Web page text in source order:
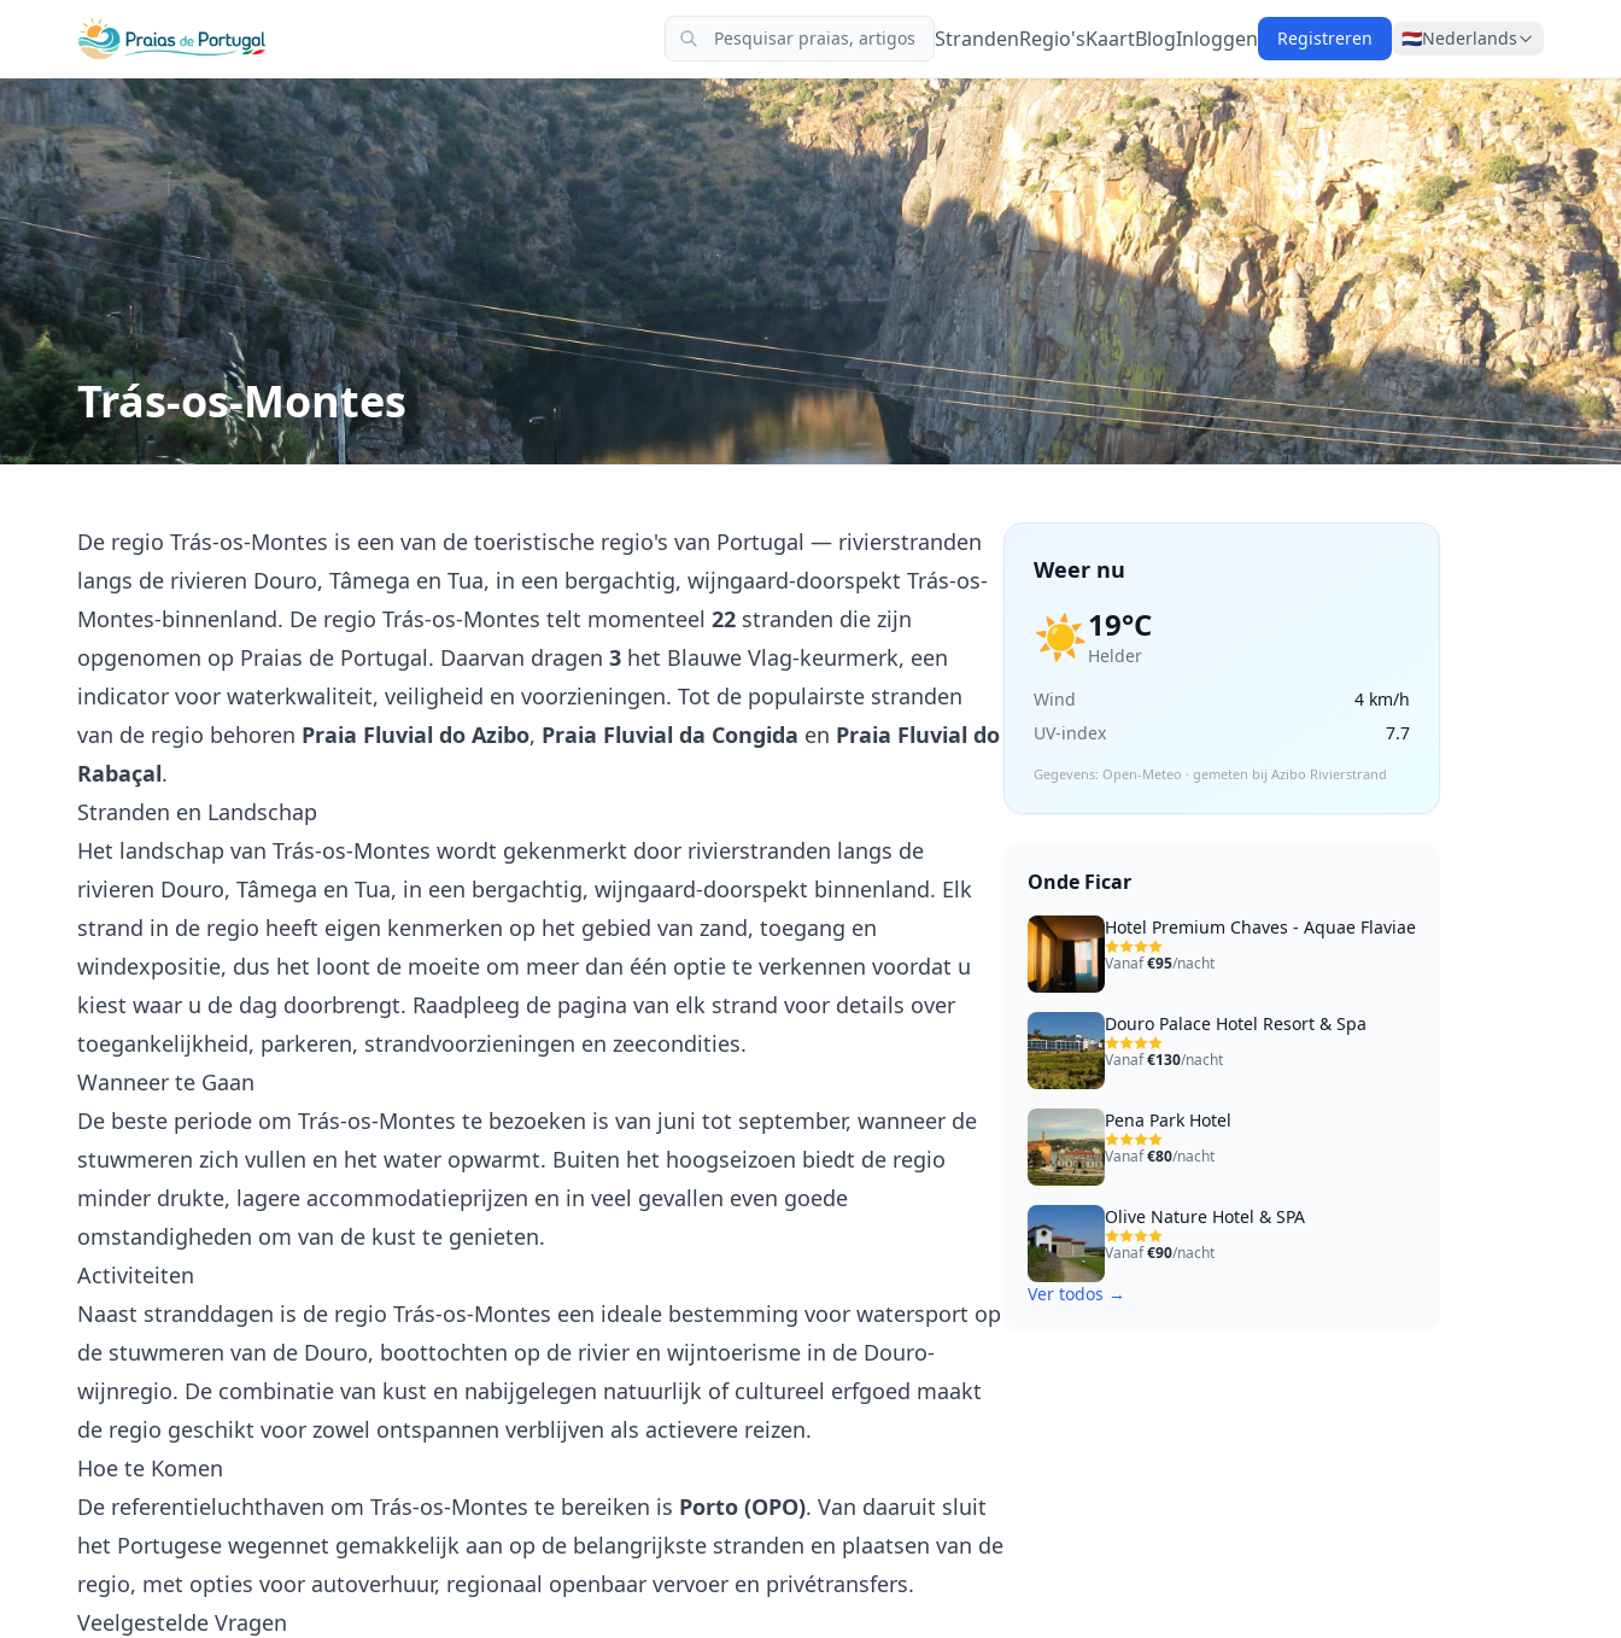
StrandenRegio'sKaartBlogInloggen Registreren 🇳🇱Nederlands
Trás-os-Montes
De regio Trás-os-Montes is een van de toeristische regio's van Portugal — rivierstranden
langs de rivieren Douro, Tâmega en Tua, in een bergachtig, wijngaard-doorspekt Trás-os-
Montes-binnenland. De regio Trás-os-Montes telt momenteel 22 stranden die zijn
opgenomen op Praias de Portugal. Daarvan dragen 3 het Blauwe Vlag-keurmerk, een
indicator voor waterkwaliteit, veiligheid en voorzieningen. Tot de populairste stranden
van de regio behoren Praia Fluvial do Azibo, Praia Fluvial da Congida en Praia Fluvial do
Rabaçal.
Stranden en Landschap
Het landschap van Trás-os-Montes wordt gekenmerkt door rivierstranden langs de
rivieren Douro, Tâmega en Tua, in een bergachtig, wijngaard-doorspekt binnenland. Elk
strand in de regio heeft eigen kenmerken op het gebied van zand, toegang en
windexpositie, dus het loont de moeite om meer dan één optie te verkennen voordat u
kiest waar u de dag doorbrengt. Raadpleeg de pagina van elk strand voor details over
toegankelijkheid, parkeren, strandvoorzieningen en zeecondities.
Wanneer te Gaan
De beste periode om Trás-os-Montes te bezoeken is van juni tot september, wanneer de
stuwmeren zich vullen en het water opwarmt. Buiten het hoogseizoen biedt de regio
minder drukte, lagere accommodatieprijzen en in veel gevallen even goede
omstandigheden om van de kust te genieten.
Activiteiten
Naast stranddagen is de regio Trás-os-Montes een ideale bestemming voor watersport op
de stuwmeren van de Douro, boottochten op de rivier en wijntoerisme in de Douro-
wijnregio. De combinatie van kust en nabijgelegen natuurlijk of cultureel erfgoed maakt
de regio geschikt voor zowel ontspannen verblijven als actievere reizen.
Hoe te Komen
De referentieluchthaven om Trás-os-Montes te bereiken is Porto (OPO). Van daaruit sluit
het Portugese wegennet gemakkelijk aan op de belangrijkste stranden en plaatsen van de
regio, met opties voor autoverhuur, regionaal openbaar vervoer en privétransfers.
Veelgestelde Vragen
Weer nu
☀️19°C
Helder
Wind
4 km/h
UV-index
7.7
Gegevens: Open-Meteo · gemeten bij Azibo Rivierstrand
Onde Ficar
Hotel Premium Chaves - Aquae Flaviae
Vanaf€95/nacht
Douro Palace Hotel Resort & Spa
Vanaf€130/nacht
Pena Park Hotel
Vanaf€80/nacht
Olive Nature Hotel & SPA
Vanaf€90/nacht
Ver todos →